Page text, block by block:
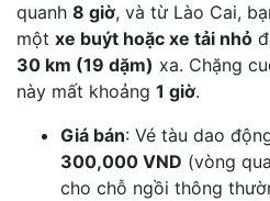
quanh 8 giờ, và từ Lào Cai,
một xe buýt hoặc xe tải nhỏ
30 km (19 dặm) xa. Chặng
này mất khoảng 1 giờ.
Giá bán: Vé tàu dao
300,000 VND (vòng
cho chỗ ngồi thông